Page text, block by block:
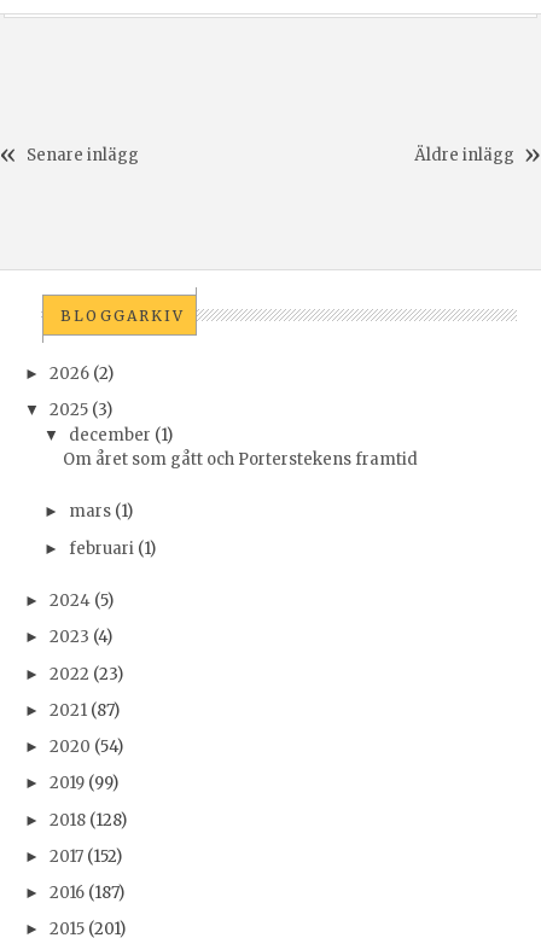
Senare inlägg Äldre inlägg
BLOGGARKIV
► 2026 (2)
▼ 2025 (3)
▼ december (1)
Om året som gått och Porterstekens framtid
► mars (1)
► februari (1)
► 2024 (5)
► 2023 (4)
► 2022 (23)
► 2021 (87)
► 2020 (54)
► 2019 (99)
► 2018 (128)
► 2017 (152)
► 2016 (187)
► 2015 (201)